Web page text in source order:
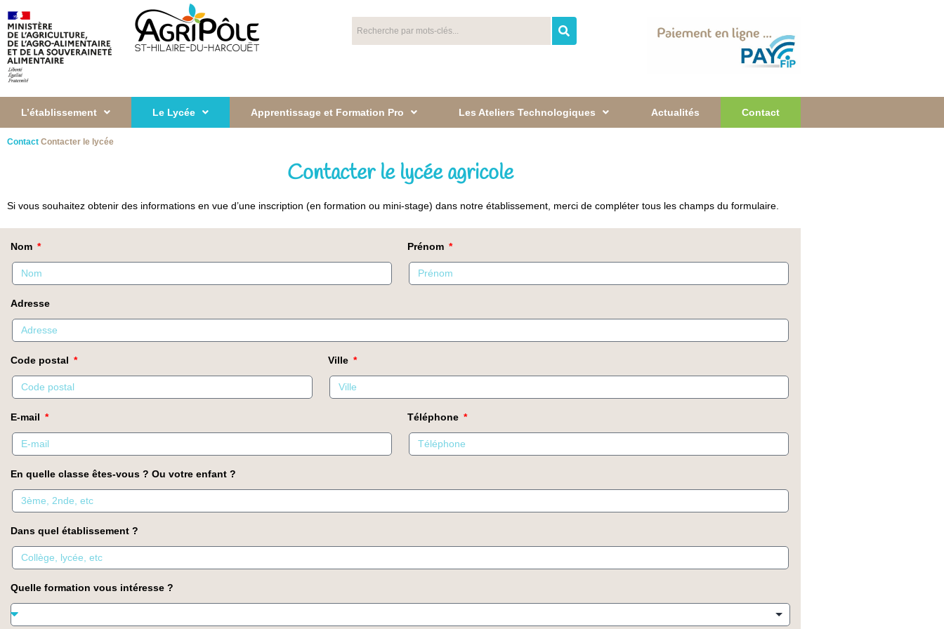
L’établissement Le Lycée Apprentissage et Formation Pro Les Ateliers Technologiques Actualités Contact
Contact Contacter le lycée
Contacter le lycée agricole
Si vous souhaitez obtenir des informations en vue d’une inscription (en formation ou mini-stage) dans notre établissement, merci de compléter tous les champs du formulaire.
Nom Prénom
Adresse
Code postal Ville
E-mail Téléphone
En quelle classe êtes-vous ? Ou votre enfant ?
Dans quel établissement ?
Quelle formation vous intéresse ?